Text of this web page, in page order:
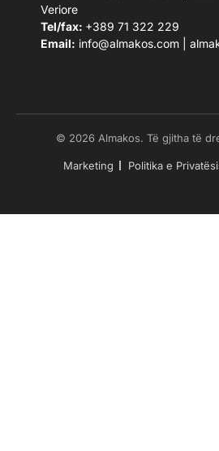
Veriore
Tel/fax: +389 71 322 229
Email: info@almakos.com
© 2026 Almakos. Të gjitha të
Marketing Politika e